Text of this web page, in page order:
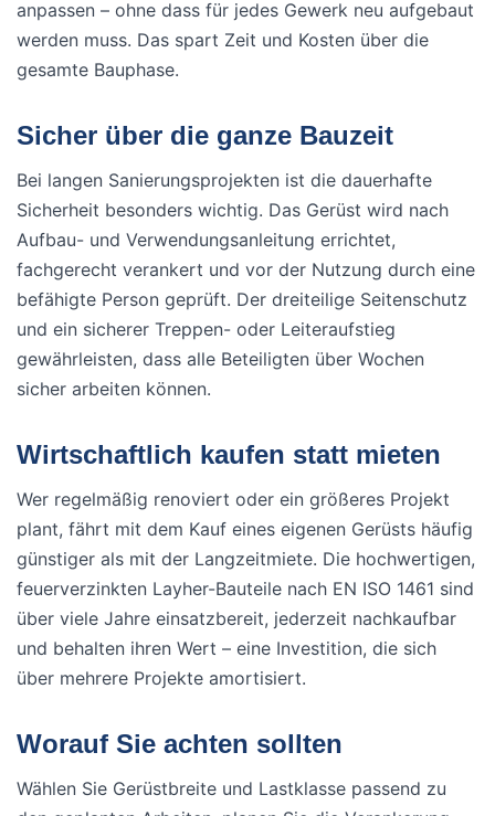
anpassen – ohne dass für jedes Gewerk neu aufgebaut
werden muss. Das spart Zeit und Kosten über die
gesamte Bauphase.
Sicher über die ganze Bauzeit
Bei langen Sanierungsprojekten ist die dauerhafte
Sicherheit besonders wichtig. Das Gerüst wird nach
Aufbau- und Verwendungsanleitung errichtet,
fachgerecht verankert und vor der Nutzung durch eine
befähigte Person geprüft. Der dreiteilige Seitenschutz
und ein sicherer Treppen- oder Leiteraufstieg
gewährleisten, dass alle Beteiligten über Wochen
sicher arbeiten können.
Wirtschaftlich kaufen statt mieten
Wer regelmäßig renoviert oder ein größeres Projekt
plant, fährt mit dem Kauf eines eigenen Gerüsts häufig
günstiger als mit der Langzeitmiete. Die hochwertigen,
feuerverzinkten Layher-Bauteile nach EN ISO 1461 sind
über viele Jahre einsatzbereit, jederzeit nachkaufbar
und behalten ihren Wert – eine Investition, die sich
über mehrere Projekte amortisiert.
Worauf Sie achten sollten
Wählen Sie Gerüstbreite und Lastklasse passend zu